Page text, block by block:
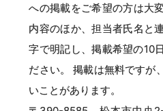
への掲載をご希望の方は大
内容のほか、担当者氏名と
字で明記し、掲載希望の10
ださい。 掲載は無料ですが
いことがあります。